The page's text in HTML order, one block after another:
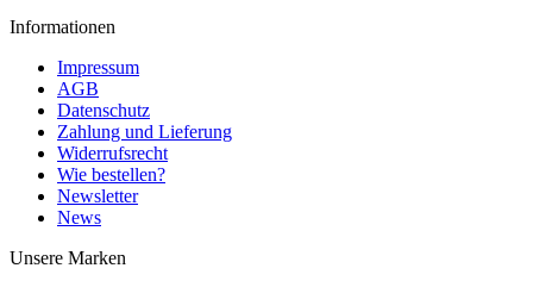
Informationen
Impressum
AGB
Datenschutz
Zahlung und Lieferung
Widerrufsrecht
Wie bestellen?
Newsletter
News
Unsere Marken